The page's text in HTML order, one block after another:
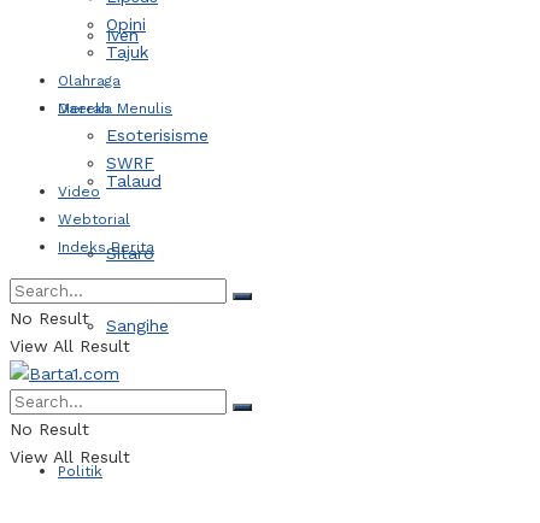
Iven
Daerah
Talaud
Sitaro
Sangihe
Politik
Opini
Tajuk
Olahraga
Mereka Menulis
Esoterisisme
SWRF
Video
Webtorial
Indeks Berita
No Result
View All Result
No Result
View All Result